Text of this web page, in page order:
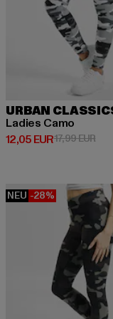
URBAN
Ladies Camo
12,05 EUR
Derzeitiger Preis:
17,99 EUR
NEU -28%